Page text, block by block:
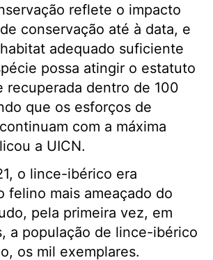
reflete o impacto
conservação até à data, e
adequado suficiente
possa atingir o estatuto
recuperada dentro de 100
que os esforços de
com a máxima
a UICN.
o lince-ibérico era
felino mais ameaçado do
pela primeira vez, em
a população de lince-ibérico
os mil exemplares.